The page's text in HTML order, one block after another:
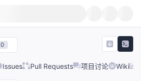
0
Issues Pull Requests 项目讨论 Wiki